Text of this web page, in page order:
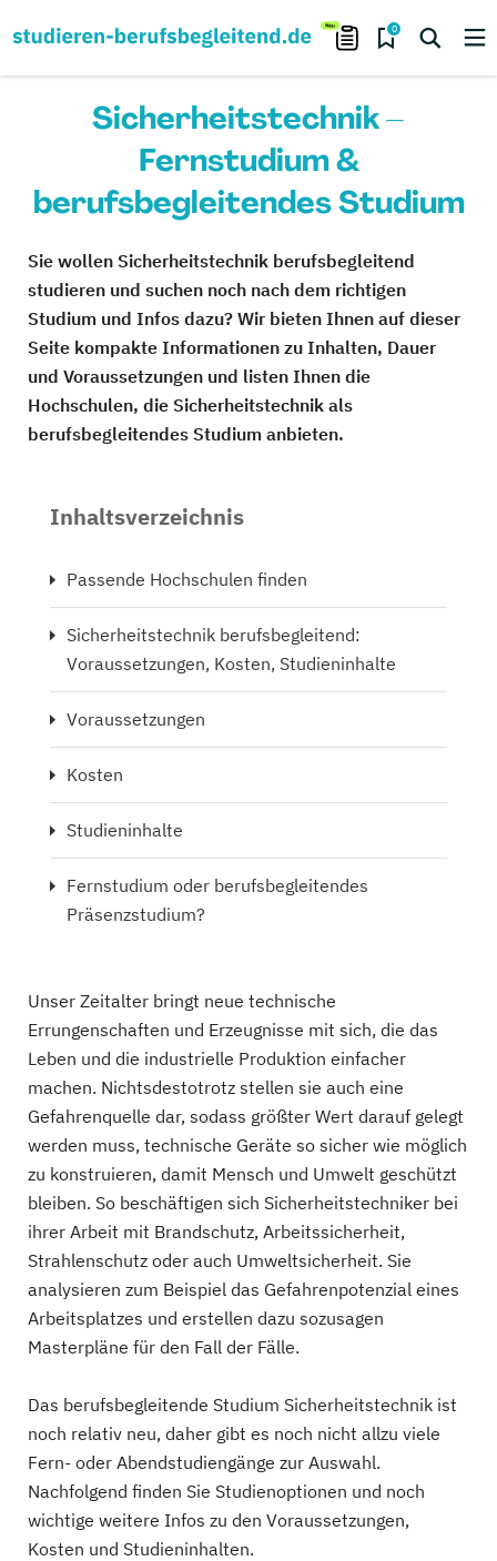
0
Sicherheitstechnik –
Fernstudium &
berufsbegleitendes Studium
Sie wollen Sicherheitstechnik berufsbegleitend
studieren und suchen noch nach dem richtigen
Studium und Infos dazu? Wir bieten Ihnen auf dieser
Seite kompakte Informationen zu Inhalten, Dauer
und Voraussetzungen und listen Ihnen die
Hochschulen, die Sicherheitstechnik als
berufsbegleitendes Studium anbieten.
Inhaltsverzeichnis
Passende Hochschulen finden
Sicherheitstechnik berufsbegleitend:
Voraussetzungen, Kosten, Studieninhalte
Voraussetzungen
Kosten
Studieninhalte
Fernstudium oder berufsbegleitendes
Präsenzstudium?
Unser Zeitalter bringt neue technische
Errungenschaften und Erzeugnisse mit sich, die das
Leben und die industrielle Produktion einfacher
machen. Nichtsdestotrotz stellen sie auch eine
Gefahrenquelle dar, sodass größter Wert darauf gelegt
werden muss, technische Geräte so sicher wie möglich
zu konstruieren, damit Mensch und Umwelt geschützt
bleiben. So beschäftigen sich Sicherheitstechniker bei
ihrer Arbeit mit Brandschutz, Arbeitssicherheit,
Strahlenschutz oder auch Umweltsicherheit. Sie
analysieren zum Beispiel das Gefahrenpotenzial eines
Arbeitsplatzes und erstellen dazu sozusagen
Masterpläne für den Fall der Fälle.
Das berufsbegleitende Studium Sicherheitstechnik ist
noch relativ neu, daher gibt es noch nicht allzu viele
Fern- oder Abendstudiengänge zur Auswahl.
Nachfolgend finden Sie Studienoptionen und noch
wichtige weitere Infos zu den Voraussetzungen,
Kosten und Studieninhalten.